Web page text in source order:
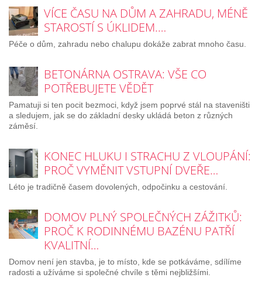
VÍCE ČASU NA DŮM A ZAHRADU, MÉNĚ
STAROSTÍ S ÚKLIDEM.…
Péče o dům, zahradu nebo chalupu dokáže zabrat mnoho času.
BETONÁRNA OSTRAVA: VŠE CO
POTŘEBUJETE VĚDĚT
Pamatuji si ten pocit bezmoci, když jsem poprvé stál na staveništi
a sledujem, jak se do základní desky ukládá beton z různých
záměsí.
KONEC HLUKU I STRACHU Z VLOUPÁNÍ:
PROČ VYMĚNIT VSTUPNÍ DVEŘE…
Léto je tradičně časem dovolených, odpočinku a cestování.
DOMOV PLNÝ SPOLEČNÝCH ZÁŽITKŮ:
PROČ K RODINNÉMU BAZÉNU PATŘÍ
KVALITNÍ…
Domov není jen stavba, je to místo, kde se potkáváme, sdílíme
radosti a užíváme si společné chvíle s těmi nejbližšími.